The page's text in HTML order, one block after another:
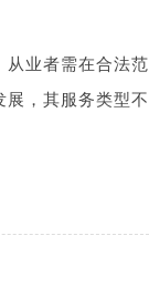
从业者需在合法范
展，其服务类型不